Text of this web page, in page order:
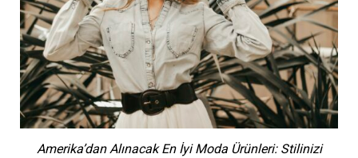
Amerika’dan Alınacak En İyi Moda Ürünleri: Stilinizi